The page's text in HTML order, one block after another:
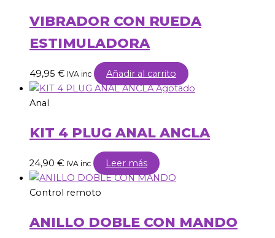
VIBRADOR CON RUEDA
ESTIMULADORA
49,95 € IVA inc
Añadir al carrito
Agotado
Anal
KIT 4 PLUG ANAL ANCLA
24,90 € IVA inc Leer más
Control remoto
ANILLO DOBLE CON MANDO